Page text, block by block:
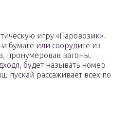
игру «Паровозик».
бумаге или соорудите из
пронумеровав вагоны.
будет называть номер
пускай рассаживает всех по